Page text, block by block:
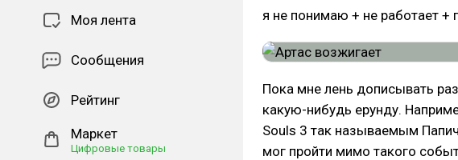
Моя лента
Сообщения
Рейтинг
Маркет
Цифровые товары
я не понимаю + не работает +
Пока мне лень дописывать
какую-нибудь ерунду.
Souls 3 так называемым
мог пройти мимо такого